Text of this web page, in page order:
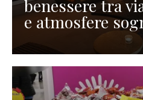
benessere tra
e atmosfere